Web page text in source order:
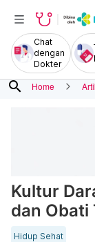
Chat
dengan
Dokter
search Home
Kultur
dan Obati
Hidup Sehat